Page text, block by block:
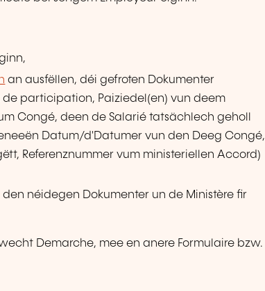
an ausfëllen, déi gefroten Dokumenter
participation, Paiziedel(en) vun deem
Congé, deen de Salarié tatsächlech geholl
Datum/d'Datumer vun den Deeg Congé,
Referenznummer vum ministeriellen Accord)
néidegen Dokumenter un de Ministère fir
Demarche, mee en anere Formulaire bzw.